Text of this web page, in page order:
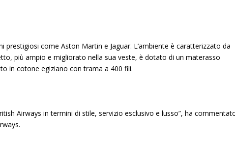
prestigiosi come Aston Martin e Jaguar. L’ambiente è caratterizzato da
più ampio e migliorato nella sua veste, è dotato di un materasso
in cotone egiziano con trama a 400 fili.
Airways in termini di stile, servizio esclusivo e lusso”, ha